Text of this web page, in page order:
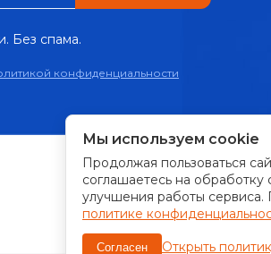
Без спама.
конфиденциальности
ПРИНИМАЕМ К ОПЛАТЕ:
Мы используем cookie
Продолжая пользоваться
соглашаетесь на обработку
улучшения работы
политике
Согласен Открыть